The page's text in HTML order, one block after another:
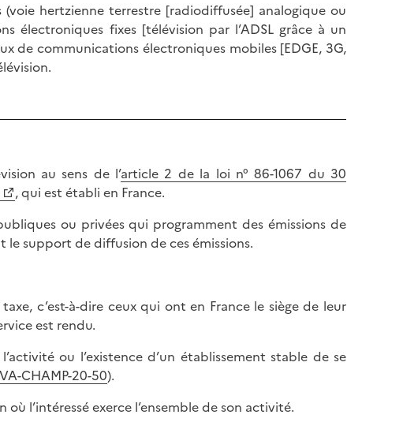
hertzienne terrestre [radiodiffusée] analogique ou
électroniques fixes [télévision par l’ADSL grâce à un
de communications électroniques mobiles [EDGE, 3G,
au sens de l’article 2 de la loi n° 86-1067 du 30
, qui est établi en France.
ou privées qui programment des émissions de
le support de diffusion de ces émissions.
c’est-à-dire ceux qui ont en France le siège de leur
est rendu.
ou l’existence d’un établissement stable de se
CHAMP-20-50).
l’intéressé exerce l’ensemble de son activité.